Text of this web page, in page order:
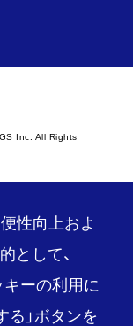
Inc. All Rights
性向上およ
として、
ーの利用に
る」ボタンを